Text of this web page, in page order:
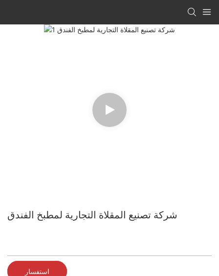
شركة تصنيع المقلاة التجارية لمطبخ الفندق
استفسار